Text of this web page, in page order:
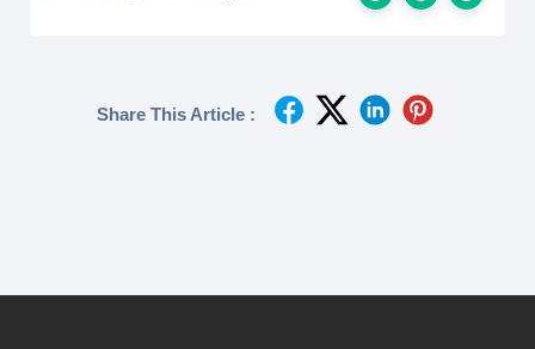
Share This Article :